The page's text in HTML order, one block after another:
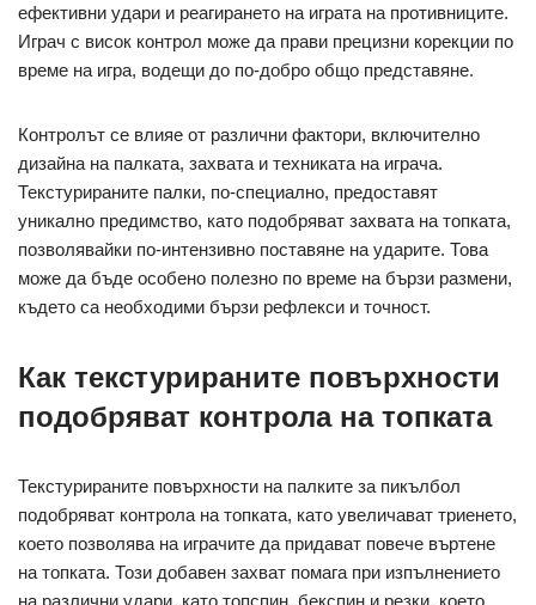
ефективни удари и реагирането на играта на противниците.
Играч с висок контрол може да прави прецизни корекции по
време на игра, водещи до по-добро общо представяне.
Контролът се влияе от различни фактори, включително
дизайна на палката, захвата и техниката на играча.
Текстурираните палки, по-специално, предоставят
уникално предимство, като подобряват захвата на топката,
позволявайки по-интензивно поставяне на ударите. Това
може да бъде особено полезно по време на бързи размени,
където са необходими бързи рефлекси и точност.
Как текстурираните повърхности
подобряват контрола на топката
Текстурираните повърхности на палките за пикълбол
подобряват контрола на топката, като увеличават триенето,
което позволява на играчите да придават повече въртене
на топката. Този добавен захват помага при изпълнението
на различни удари, като топспин, бекспин и резки, което